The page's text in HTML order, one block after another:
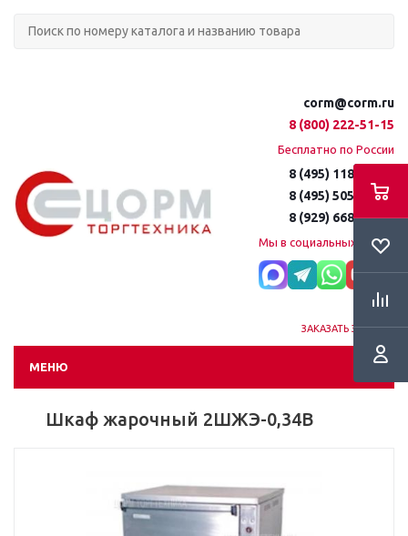
corm@corm.ru
8 (800) 222-51-15
Бесплатно по России
8 (495) 118-61-16
8 (495) 505-51-15
8 (929) 668-95-35
Мы в социальных сетях:
ЗАКАЗАТЬ ЗВОНОК
МЕНЮ
Шкаф жарочный 2ШЖЭ-0,34В